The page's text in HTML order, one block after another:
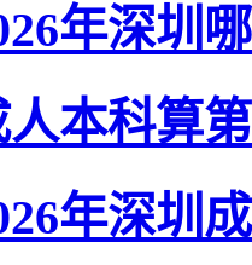
年深圳
人本科算
年深圳